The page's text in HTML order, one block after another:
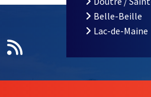
fenêtre
nouvelle fenêtre
une nouvelle
Flux RSS
Belle-Beille
Lac-de-Maine